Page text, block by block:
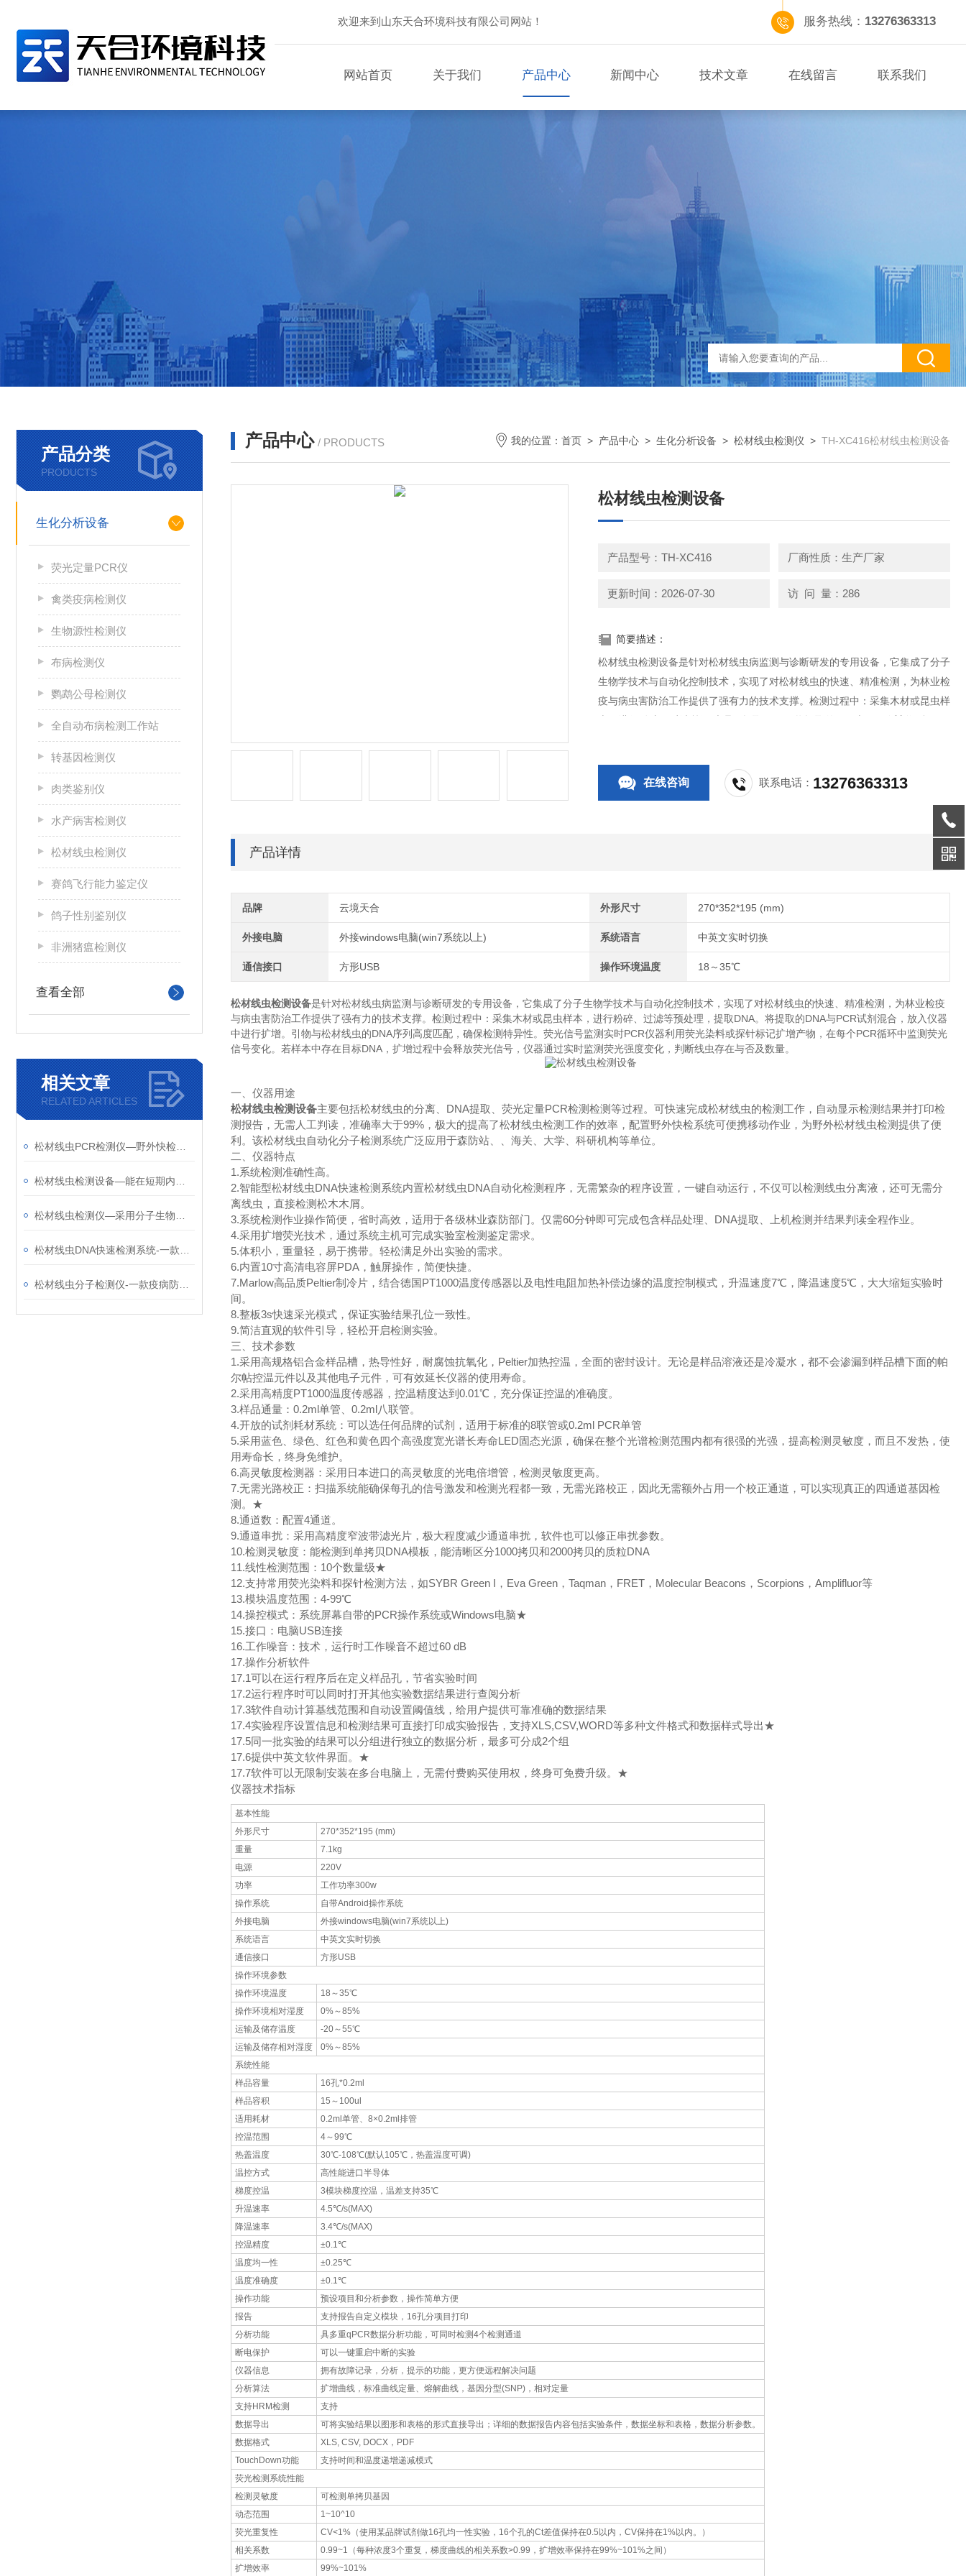
欢迎来到山东天合环境科技有限公司网站！ 服务热线： 13276363313
网站首页 关于我们 产品中心 新闻中心 技术文章 在线留言 联系我们
产品分类
PRODUCTS
生化分析设备
荧光定量PCR仪
禽类疫病检测仪
生物源性检测仪
布病检测仪
鹦鹉公母检测仪
全自动布病检测工作站
转基因检测仪
肉类鉴别仪
水产病害检测仪
松材线虫检测仪
赛鸽飞行能力鉴定仪
鸽子性别鉴别仪
非洲猪瘟检测仪
查看全部
相关文章
RELATED ARTICLES
产品中心 / PRODUCTS 我的位置： 首页 > 产品中心 > 生化分析设备 > 松材线虫检测仪 > TH-XC416松材线虫检测设备
松材线虫检测设备
产品型号：TH-XC416 厂商性质：生产厂家
更新时间：2026-07-30 访 问 量：286
简要描述：
松材线虫检测设备是针对松材线虫病监测与诊断研发的专用设备，它集成了分子
生物学技术与自动化控制技术，实现了对松材线虫的快速、精准检测，为林业检
疫与病虫害防治工作提供了强有力的技术支撑。检测过程中：采集木材或昆虫样
本，进行粉碎、过滤等预处理，提取DNA。将提取的DNA与PCR试剂混合，放
在线咨询 联系电话： 13276363313
产品详情
品牌 云境天合 外形尺寸 270*352*195 (mm)
外接电脑 外接windows电脑(win7系统以上) 系统语言 中英文实时切换
通信接口 方形USB 操作环境温度 18～35℃
松材线虫检测设备是针对松材线虫病监测与诊断研发的专用设备，它集成了分子生物学技术与自动化控制技术，实现了对松材线虫的快速、精准检测，为林业检疫
与病虫害防治工作提供了强有力的技术支撑。检测过程中：采集木材或昆虫样本，进行粉碎、过滤等预处理，提取DNA。将提取的DNA与PCR试剂混合，放入仪器
中进行扩增。引物与松材线虫的DNA序列高度匹配，确保检测特异性。荧光信号监测实时PCR仪器利用荧光染料或探针标记扩增产物，在每个PCR循环中监测荧光
信号变化。若样本中存在目标DNA，扩增过程中会释放荧光信号，仪器通过实时监测荧光强度变化，判断线虫存在与否及数量。
一、仪器用途
松材线虫检测设备主要包括松材线虫的分离、DNA提取、荧光定量PCR检测检测等过程。可快速完成松材线虫的检测工作，自动显示检测结果并打印检
测报告，无需人工判读，准确率大于99%，极大的提高了松材线虫检测工作的效率，配置野外快检系统可便携移动作业，为野外松材线虫检测提供了便
利。该松材线虫自动化分子检测系统广泛应用于森防站、、海关、大学、科研机构等单位。
二、仪器特点
1.系统检测准确性高。
2.智能型松材线虫DNA快速检测系统内置松材线虫DNA自动化检测程序，无需繁杂的程序设置，一键自动运行，不仅可以检测线虫分离液，还可无需分
离线虫，直接检测松木木屑。
3.系统检测作业操作简便，省时高效，适用于各级林业森防部门。仅需60分钟即可完成包含样品处理、DNA提取、上机检测并结果判读全程作业。
4.采用扩增荧光技术，通过系统主机可完成实验室检测鉴定需求。
5.体积小，重量轻，易于携带。轻松满足外出实验的需求。
6.内置10寸高清电容屏PDA，触屏操作，简便快捷。
7.Marlow高品质Peltier制冷片，结合德国PT1000温度传感器以及电性电阻加热补偿边缘的温度控制模式，升温速度7℃，降温速度5℃，大大缩短实验时
间。
8.整板3s快速采光模式，保证实验结果孔位一致性。
9.简洁直观的软件引导，轻松开启检测实验。
三、技术参数
1.采用高规格铝合金样品槽，热导性好，耐腐蚀抗氧化，Peltier加热控温，全面的密封设计。无论是样品溶液还是冷凝水，都不会渗漏到样品槽下面的帕
尔帖控温元件以及其他电子元件，可有效延长仪器的使用寿命。
2.采用高精度PT1000温度传感器，控温精度达到0.01℃，充分保证控温的准确度。
3.样品通量：0.2ml单管、0.2ml八联管。
4.开放的试剂耗材系统：可以选任何品牌的试剂，适用于标准的8联管或0.2ml PCR单管
5.采用蓝色、绿色、红色和黄色四个高强度宽光谱长寿命LED固态光源，确保在整个光谱检测范围内都有很强的光强，提高检测灵敏度，而且不发热，使
用寿命长，终身免维护。
6.高灵敏度检测器：采用日本进口的高灵敏度的光电倍增管，检测灵敏度更高。
7.无需光路校正：扫描系统能确保每孔的信号激发和检测光程都一致，无需光路校正，因此无需额外占用一个校正通道，可以实现真正的四通道基因检
测。★
8.通道数：配置4通道。
9.通道串扰：采用高精度窄波带滤光片，极大程度减少通道串扰，软件也可以修正串扰参数。
10.检测灵敏度：能检测到单拷贝DNA模板，能清晰区分1000拷贝和2000拷贝的质粒DNA
11.线性检测范围：10个数量级★
12.支持常用荧光染料和探针检测方法，如SYBR Green I，Eva Green，Taqman，FRET，Molecular Beacons，Scorpions，Amplifluor等
13.模块温度范围：4-99℃
14.操控模式：系统屏幕自带的PCR操作系统或Windows电脑★
15.接口：电脑USB连接
16.工作噪音：技术，运行时工作噪音不超过60 dB
17.操作分析软件
17.1可以在运行程序后在定义样品孔，节省实验时间
17.2运行程序时可以同时打开其他实验数据结果进行查阅分析
17.3软件自动计算基线范围和自动设置阈值线，给用户提供可靠准确的数据结果
17.4实验程序设置信息和检测结果可直接打印成实验报告，支持XLS,CSV,WORD等多种文件格式和数据样式导出★
17.5同一批实验的结果可以分组进行独立的数据分析，最多可分成2个组
17.6提供中英文软件界面。★
17.7软件可以无限制安装在多台电脑上，无需付费购买使用权，终身可免费升级。★
仪器技术指标
基本性能
外形尺寸
270*352*195 (mm)
重量
7.1kg
电源
220V
功率
工作功率300w
操作系统
自带Android操作系统
外接电脑
外接windows电脑(win7系统以上)
系统语言
中英文实时切换
通信接口
方形USB
操作环境参数
操作环境温度
18～35℃
操作环境相对湿度
0%～85%
运输及储存温度
-20～55℃
运输及储存相对湿度
0%～85%
系统性能
样品容量
16孔*0.2ml
样品容积
15～100ul
适用耗材
0.2ml单管、8×0.2ml排管
控温范围
4～99℃
热盖温度
30℃-108℃(默认105℃，热盖温度可调)
温控方式
高性能进口半导体
梯度控温
3模块梯度控温，温差支持35℃
升温速率
4.5℃/s(MAX)
降温速率
3.4℃/s(MAX)
控温精度
±0.1℃
温度均一性
±0.25℃
温度准确度
±0.1℃
操作功能
预设项目和分析参数，操作简单方便
报告
支持报告自定义模块，16孔分项目打印
分析功能
具多重qPCR数据分析功能，可同时检测4个检测通道
断电保护
可以一键重启中断的实验
仪器信息
拥有故障记录，分析，提示的功能，更方便远程解决问题
分析算法
扩增曲线，标准曲线定量、熔解曲线，基因分型(SNP)，相对定量
支持HRM检测
支持
数据导出
可将实验结果以图形和表格的形式直接导出；详细的数据报告内容包括实验条件，数据坐标和表格，数据分析参数。
数据格式
XLS, CSV, DOCX，PDF
TouchDown功能
支持时间和温度递增递减模式
荧光检测系统性能
检测灵敏度
可检测单拷贝基因
动态范围
1~10^10
荧光重复性
CV<1%（使用某品牌试剂做16孔均一性实验，16个孔的Ct差值保持在0.5以内，CV保持在1%以内。）
相关系数
0.99~1（每种浓度3个重复，梯度曲线的相关系数>0.99，扩增效率保持在99%~101%之间）
扩增效率
99%~101%